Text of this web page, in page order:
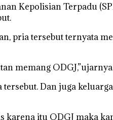
Kepolisian Terpadu
pria tersebut ternyata
memang
Dan juga
itu ODGJ maka